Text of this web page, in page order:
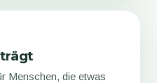
Menschen, die etwas